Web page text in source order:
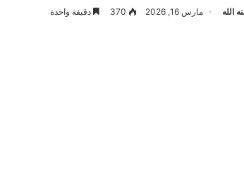
الله مارس 16, 2026 370 دقيقة واحدة